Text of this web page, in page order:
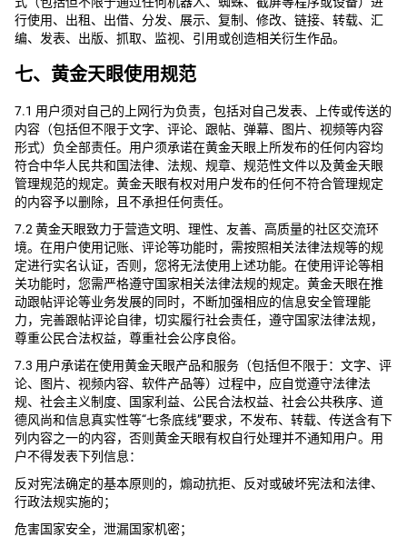
行使用、出租、出借、分发、展示、复制、修改、链接、转载、汇
编、发表、出版、抓取、监视、引用或创造相关衍生作品。
七、黄金天眼使用规范
7.1 用户须对自己的上网行为负责，包括对自己发表、上传或传送的
内容（包括但不限于文字、评论、跟帖、弹幕、图片、视频等内容
形式）负全部责任。用户须承诺在黄金天眼上所发布的任何内容均
符合中华人民共和国法律、法规、规章、规范性文件以及黄金天眼
管理规范的规定。黄金天眼有权对用户发布的任何不符合管理规定
的内容予以删除，且不承担任何责任。
7.2 黄金天眼致力于营造文明、理性、友善、高质量的社区交流环
境。在用户使用记账、评论等功能时，需按照相关法律法规等的规
定进行实名认证，否则，您将无法使用上述功能。在使用评论等相
关功能时，您需严格遵守国家相关法律法规的规定。黄金天眼在推
动跟帖评论等业务发展的同时，不断加强相应的信息安全管理能
力，完善跟帖评论自律，切实履行社会责任，遵守国家法律法规，
尊重公民合法权益，尊重社会公序良俗。
7.3 用户承诺在使用黄金天眼产品和服务（包括但不限于：文字、评
论、图片、视频内容、软件产品等）过程中，应自觉遵守法律法
规、社会主义制度、国家利益、公民合法权益、社会公共秩序、道
德风尚和信息真实性等“七条底线”要求，不发布、转载、传送含有下
列内容之一的内容，否则黄金天眼有权自行处理并不通知用户。用
户不得发表下列信息：
反对宪法确定的基本原则的，煽动抗拒、反对或破坏宪法和法律、
行政法规实施的；
危害国家安全，泄漏国家机密；